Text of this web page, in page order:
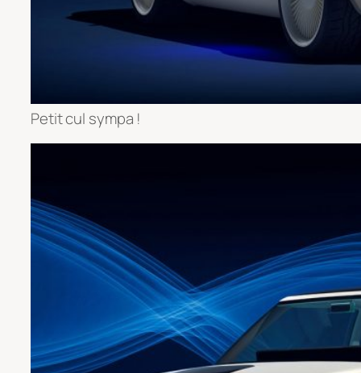
Petit cul sympa !